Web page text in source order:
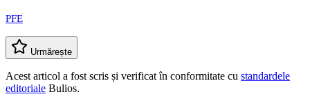
PFE
Urmărește
Acest articol a fost scris și verificat în conformitate cu standardele
editoriale Bulios.